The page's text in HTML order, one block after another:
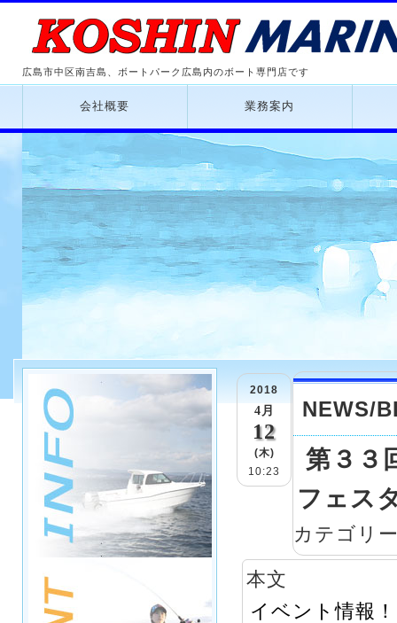
広島市中区南吉島、ボートパーク広島内のボート専門店です
会社概要 業務案内
2018
4月
12
(木)
10:23
NEWS/
第３３
フェス
カテゴリ
本文
イベント情報！